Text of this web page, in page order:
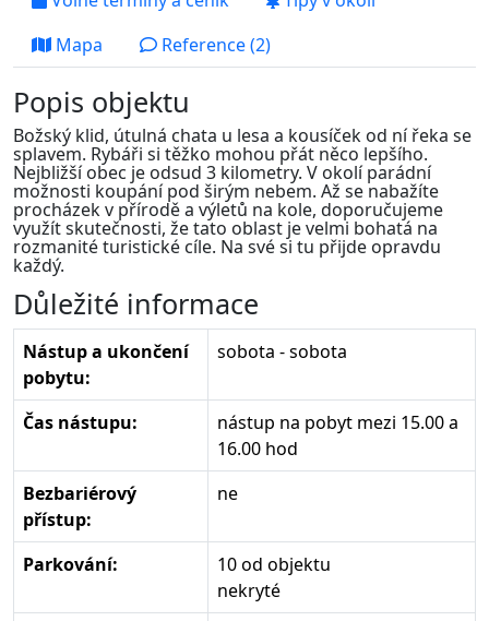
Mapa
Reference (2)
Popis objektu
Božský klid, útulná chata u lesa a kousíček od ní řeka se
splavem. Rybáři si těžko mohou přát něco lepšího.
Nejbližší obec je odsud 3 kilometry. V okolí parádní
možnosti koupání pod širým nebem. Až se nabažíte
procházek v přírodě a výletů na kole, doporučujeme
využít skutečnosti, že tato oblast je velmi bohatá na
rozmanité turistické cíle. Na své si tu přijde opravdu
každý.
Důležité informace
Nástup a ukončení
pobytu:
sobota - sobota
Čas nástupu:
nástup na pobyt mezi 15.00 a
16.00 hod
Bezbariérový
přístup:
ne
Parkování:
10 od objektu
nekryté